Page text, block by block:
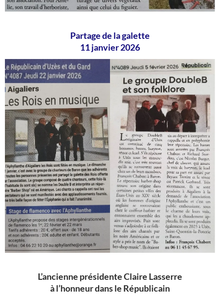
Partage de la galette
11 janvier 2026
L’ancienne présidente Claire Lasserre
à l’honneur dans le Républicain